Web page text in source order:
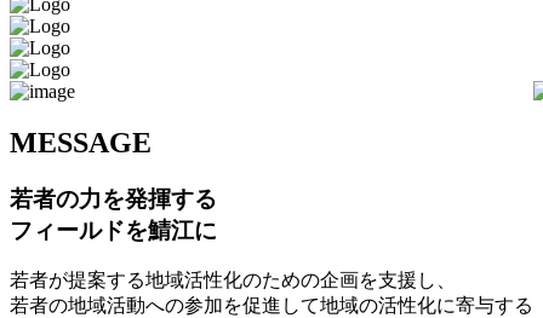
MESSAGE
若者の力を発揮する
フィールドを鯖江に
若者が提案する地域活性化のための企画を支援し、
若者の地域活動への参加を促進して地域の活性化に寄与する